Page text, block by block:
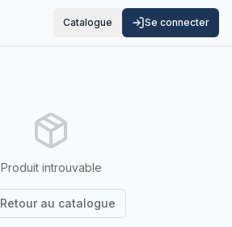
Catalogue Se connecter
Produit introuvable
Retour au catalogue